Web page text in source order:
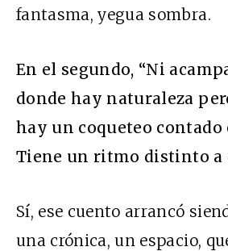
fantasma, yegua sombra.
En el segundo, “Ni
donde hay naturaleza
hay un coqueteo
Tiene un ritmo distinto a
Sí, ese cuento arrancó
una crónica, un espacio,